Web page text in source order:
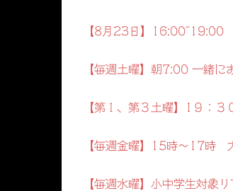
【8月23日】16:00~19:00
【毎週土曜】朝7:00 一緒に
【第１、第３土曜】1９：３
【毎週金曜】15時～17時
【毎週水曜】小中学生対象